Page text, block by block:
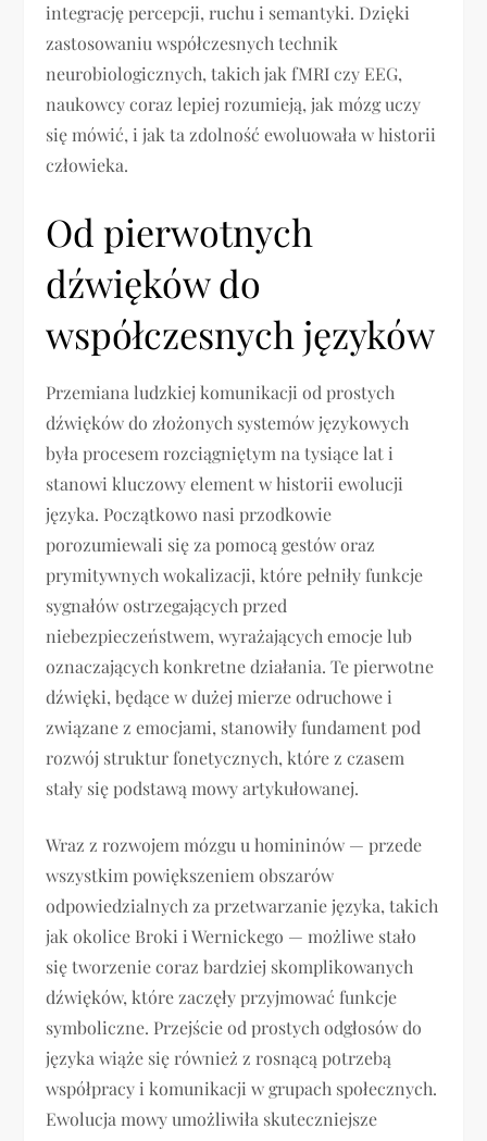
integrację percepcji, ruchu i semantyki. Dzięki
zastosowaniu współczesnych technik
neurobiologicznych, takich jak fMRI czy EEG,
naukowcy coraz lepiej rozumieją, jak mózg uczy
się mówić, i jak ta zdolność ewoluowała w historii
człowieka.
Od pierwotnych
dźwięków do
współczesnych języków
Przemiana ludzkiej komunikacji od prostych
dźwięków do złożonych systemów językowych
była procesem rozciągniętym na tysiące lat i
stanowi kluczowy element w historii ewolucji
języka. Początkowo nasi przodkowie
porozumiewali się za pomocą gestów oraz
prymitywnych wokalizacji, które pełniły funkcje
sygnałów ostrzegających przed
niebezpieczeństwem, wyrażających emocje lub
oznaczających konkretne działania. Te pierwotne
dźwięki, będące w dużej mierze odruchowe i
związane z emocjami, stanowiły fundament pod
rozwój struktur fonetycznych, które z czasem
stały się podstawą mowy artykułowanej.
Wraz z rozwojem mózgu u homininów — przede
wszystkim powiększeniem obszarów
odpowiedzialnych za przetwarzanie języka, takich
jak okolice Broki i Wernickego — możliwe stało
się tworzenie coraz bardziej skomplikowanych
dźwięków, które zaczęły przyjmować funkcje
symboliczne. Przejście od prostych odgłosów do
języka wiąże się również z rosnącą potrzebą
współpracy i komunikacji w grupach społecznych.
Ewolucja mowy umożliwiła skuteczniejsze